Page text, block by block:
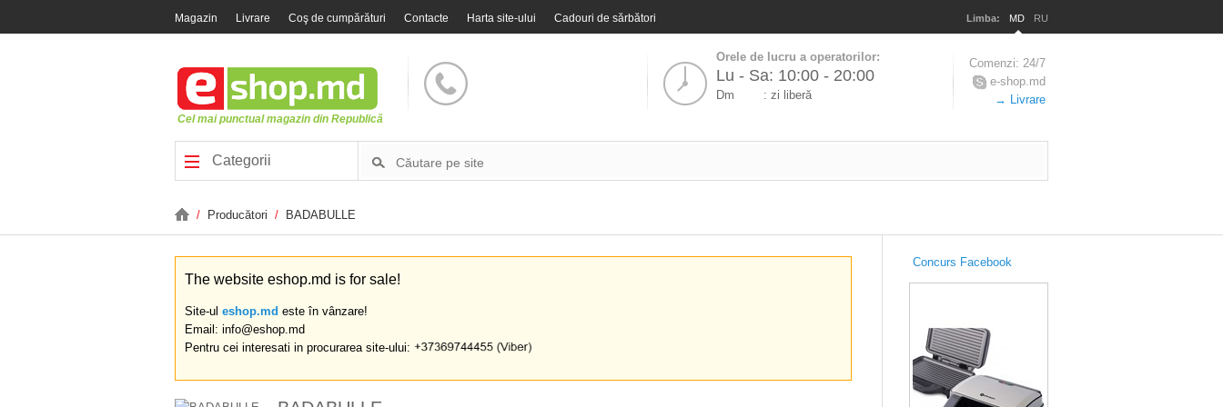
Magazin Livrare Coş de cumpărături Contacte Harta site-ului Cadouri de sărbători Limba: MD RU
Cel mai punctual magazin din Republică
Orele de lucru a operatorilor:
Lu - Sa: 10:00 - 20:00
Dm : zi liberă
Comenzi: 24/7
e-shop.md
→ Livrare
Categorii
/ Producători / BADABULLE
The website eshop.md is for sale!
Site-ul eshop.md este în vânzare!
Email: info@eshop.md
Pentru cei interesati in procurarea site-ului:
Concurs Facebook